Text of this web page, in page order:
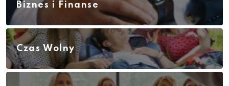
Biznes i Finanse
Czas Wolny